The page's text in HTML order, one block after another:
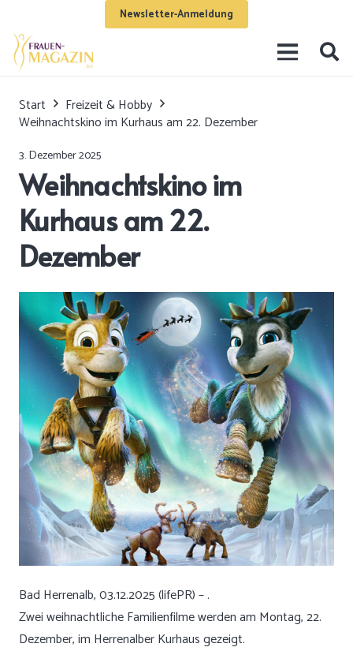
Newsletter-Anmeldung
Start
Freizeit & Hobby
Weihnachtskino im Kurhaus am 22. Dezember
3. Dezember 2025
Weihnachtskino im
Kurhaus am 22.
Dezember
Bad Herrenalb, 03.12.2025 (lifePR) – .
Zwei weihnachtliche Familienfilme werden am Montag, 22.
Dezember, im Herrenalber Kurhaus gezeigt.